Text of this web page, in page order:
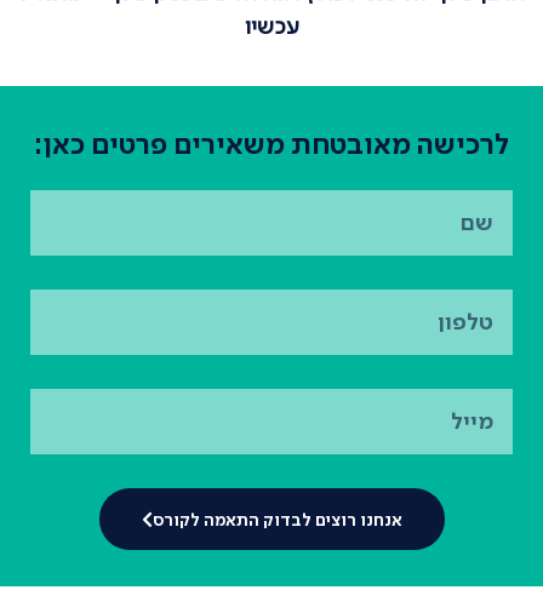
עכשיו
לרכישה מאובטחת משאירים פרטים כאן:
אנחנו רוצים לבדוק התאמה לקורס